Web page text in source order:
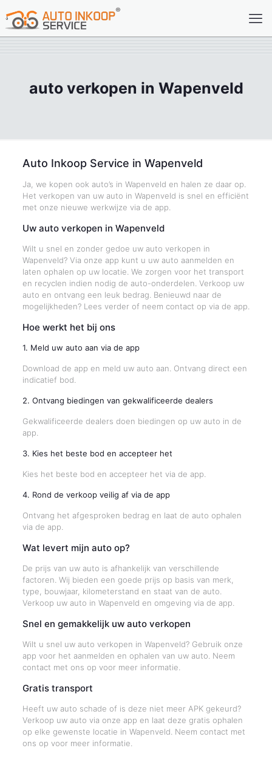
auto verkopen in Wapenveld
Auto Inkoop Service in Wapenveld
Ja, we kopen ook auto’s in Wapenveld en halen ze daar op.
Het verkopen van uw auto in Wapenveld is snel en efficiënt
met onze nieuwe werkwijze via de app.
Uw auto verkopen in Wapenveld
Wilt u snel en zonder gedoe uw auto verkopen in
Wapenveld? Via onze app kunt u uw auto aanmelden en
laten ophalen op uw locatie. We zorgen voor het transport
en recyclen indien nodig de auto-onderdelen. Verkoop uw
auto en ontvang een leuk bedrag. Benieuwd naar de
mogelijkheden? Lees verder of neem contact op via de app.
Hoe werkt het bij ons
1. Meld uw auto aan via de app
Download de app en meld uw auto aan. Ontvang direct een
indicatief bod.
2. Ontvang biedingen van gekwalificeerde dealers
Gekwalificeerde dealers doen biedingen op uw auto in de
app.
3. Kies het beste bod en accepteer het
Kies het beste bod en accepteer het via de app.
4. Rond de verkoop veilig af via de app
Ontvang het afgesproken bedrag en laat de auto ophalen
via de app.
Wat levert mijn auto op?
De prijs van uw auto is afhankelijk van verschillende
factoren. Wij bieden een goede prijs op basis van merk,
type, bouwjaar, kilometerstand en staat van de auto.
Verkoop uw auto in Wapenveld en omgeving via de app.
Snel en gemakkelijk uw auto verkopen
Wilt u snel uw auto verkopen in Wapenveld? Gebruik onze
app voor het aanmelden en ophalen van uw auto. Neem
contact met ons op voor meer informatie.
Gratis transport
Heeft uw auto schade of is deze niet meer APK gekeurd?
Verkoop uw auto via onze app en laat deze gratis ophalen
op elke gewenste locatie in Wapenveld. Neem contact met
ons op voor meer informatie.